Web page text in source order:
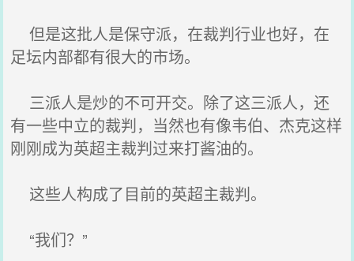
但是这批人是保守派，在裁判行业也好，在
足坛内部都有很大的市场。
三派人是炒的不可开交。除了这三派人，还
有一些中立的裁判，当然也有像韦伯、杰克这样
刚刚成为英超主裁判过来打酱油的。
这些人构成了目前的英超主裁判。
“我们？”